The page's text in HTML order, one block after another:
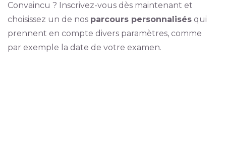
Convaincu ? Inscrivez-vous dès maintenant et
choisissez un de nos parcours personnalisésqui
prennent en compte divers paramètres, comme
par exemple la date de votre examen.